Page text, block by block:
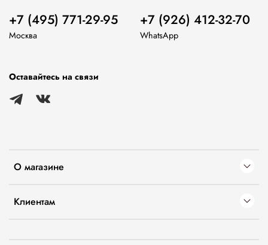
О магазине
Клиентам
+7 (495) 771-29-95
Москва
+7 (926) 412-32-70
WhatsApp
Оставайтесь на связи